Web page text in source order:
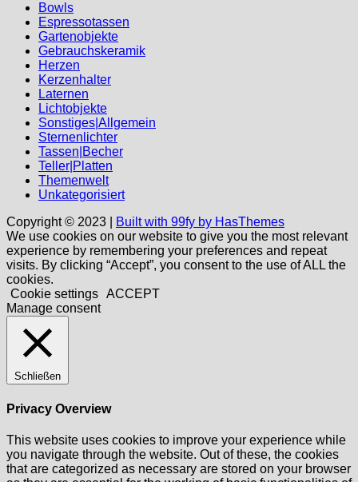
Bowls
Espressotassen
Gartenobjekte
Gebrauchskeramik
Herzen
Kerzenhalter
Laternen
Lichtobjekte
Sonstiges|Allgemein
Sternenlichter
Tassen|Becher
Teller|Platten
Themenwelt
Unkategorisiert
Copyright © 2023 |
Built with 99fy by HasThemes
We use cookies on our website to give you the most relevant
experience by remembering your preferences and repeat
visits. By clicking “Accept”, you consent to the use of ALL the
cookies.
Cookie settings ACCEPT
Manage consent
Schließen
Privacy Overview
This website uses cookies to improve your experience while
you navigate through the website. Out of these, the cookies
that are categorized as necessary are stored on your browser